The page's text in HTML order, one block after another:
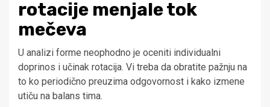
rotacije menjale tok
mečeva
U analizi forme neophodno je oceniti individualni
doprinos i učinak rotacija. Vi treba da obratite pažnju na
to ko periodično preuzima odgovornost i kako izmene
utiču na balans tima.